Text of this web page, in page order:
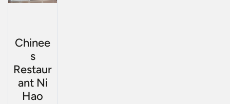
Chinee
s
Restaur
ant Ni
Hao